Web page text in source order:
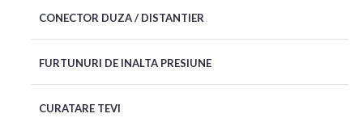
CONECTOR DUZA / DISTANTIER
FURTUNURI DE INALTA PRESIUNE
CURATARE TEVI